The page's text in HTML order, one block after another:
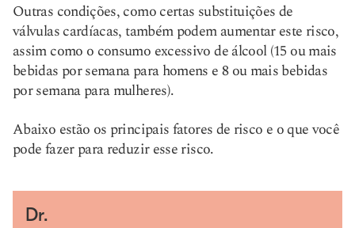
Outras condições, como certas substituições de
válvulas cardíacas, também podem aumentar este risco,
assim como o consumo excessivo de álcool (15 ou mais
bebidas por semana para homens e 8 ou mais bebidas
por semana para mulheres).
Abaixo estão os principais fatores de risco e o que você
pode fazer para reduzir esse risco.
Dr.